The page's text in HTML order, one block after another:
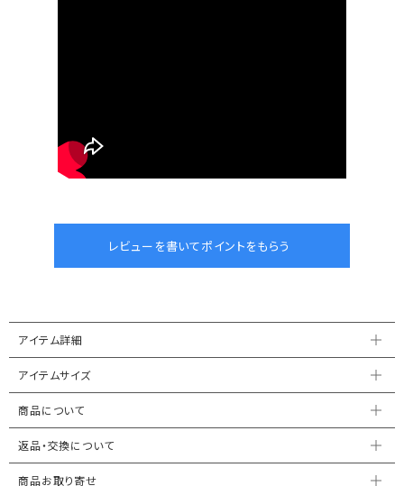
アイテム詳細
アイテムサイズ
商品について
返品・交換について
商品お取り寄せ